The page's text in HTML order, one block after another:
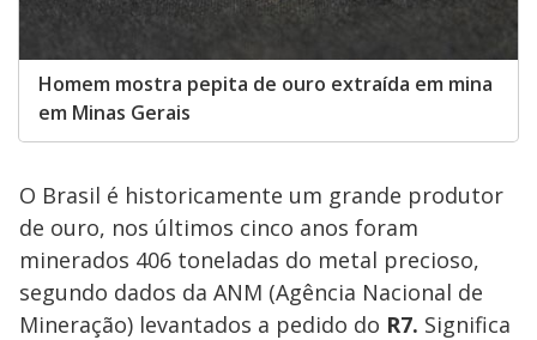
Homem mostra pepita de ouro extraída em mina
em Minas Gerais
O Brasil é historicamente um grande produtor
de ouro, nos últimos cinco anos foram
minerados 406 toneladas do metal precioso,
segundo dados da ANM (Agência Nacional de
Mineração) levantados a pedido do R7. Significa